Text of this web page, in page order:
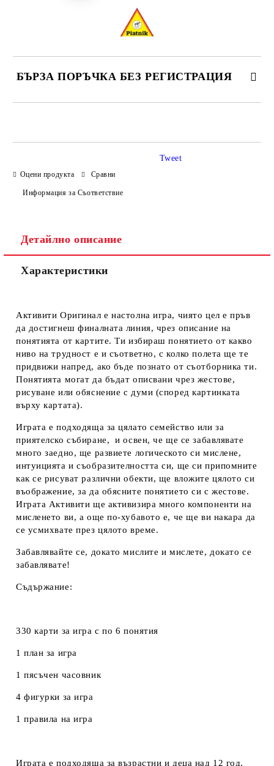
БЪРЗА ПОРЪЧКА БЕЗ РЕГИСТРАЦИЯ
Оцени продукта Сравни
Информация за Съответствие
Tweet
Детайлно описание
Характеристики
Активити Оригинал е настолна игра, чиято цел е пръв
да достигнеш финалната линия, чрез описание на
понятията от картите. Ти избираш понятието от какво
ниво на трудност е и съответно, с колко полета ще те
придвижи напред, ако бъде познато от съотборника ти.
Понятията могат да бъдат описвани чрез жестове,
рисуване или обяснение с думи (според картинката
върху картата).
Играта е подходяща за цялато семейство или за
приятелско събиране, и освен, че ще се забавлявате
много заедно, ще развиете логическото си мислене,
интуицията и съобразителността си, ще си припомните
как се рисуват различни обекти, ще вложите цялото си
въображение, за да обясните понятието си с жестове.
Играта Активити ще активизира много компоненти на
мисленето ви, а още по-хубавото е, че ще ви накара да
се усмихвате през цялото време.
Забавлявайте се, докато мислите и мислете, докато се
забавлявате!
Съдържание:
330 карти за игра с по 6 понятия
1 план за игра
1 пясъчен часовник
4 фигурки за игра
1 правила на игра
Играта е подходяща за възрастни и деца над 12 год.